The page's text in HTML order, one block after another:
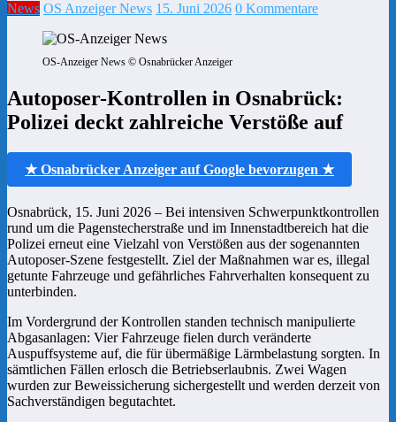
News OS Anzeiger News 15. Juni 2026 0 Kommentare
OS-Anzeiger News © Osnabrücker Anzeiger
Autoposer-Kontrollen in Osnabrück:
Polizei deckt zahlreiche Verstöße auf
★ Osnabrücker Anzeiger auf Google bevorzugen ★
Osnabrück, 15. Juni 2026 – Bei intensiven Schwerpunktkontrollen
rund um die Pagenstecherstraße und im Innenstadtbereich hat die
Polizei erneut eine Vielzahl von Verstößen aus der sogenannten
Autoposer-Szene festgestellt. Ziel der Maßnahmen war es, illegal
getunte Fahrzeuge und gefährliches Fahrverhalten konsequent zu
unterbinden.
Im Vordergrund der Kontrollen standen technisch manipulierte
Abgasanlagen: Vier Fahrzeuge fielen durch veränderte
Auspuffsysteme auf, die für übermäßige Lärmbelastung sorgten. In
sämtlichen Fällen erlosch die Betriebserlaubnis. Zwei Wagen
wurden zur Beweissicherung sichergestellt und werden derzeit von
Sachverständigen begutachtet.